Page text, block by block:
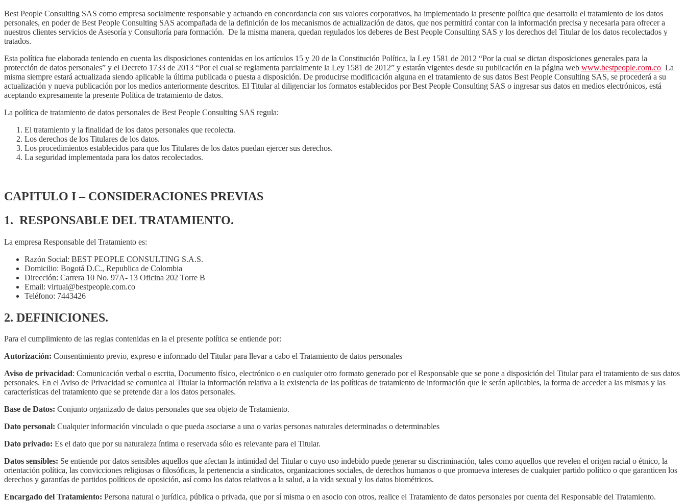
Best People Consulting SAS como empresa socialmente responsable y actuando en concordancia con sus valores corporativos, ha implementado la presente política que desarrolla el tratamiento de los datos
personales, en poder de Best People Consulting SAS acompañada de la definición de los mecanismos de actualización de datos, que nos permitirá contar con la información precisa y necesaria para ofrecer a
nuestros clientes servicios de Asesoría y Consultoría para formación. De la misma manera, quedan regulados los deberes de Best People Consulting SAS y los derechos del Titular de los datos recolectados y
tratados.
Esta política fue elaborada teniendo en cuenta las disposiciones contenidas en los artículos 15 y 20 de la Constitución Política, la Ley 1581 de 2012 “Por la cual se dictan disposiciones generales para la
protección de datos personales” y el Decreto 1733 de 2013 “Por el cual se reglamenta parcialmente la Ley 1581 de 2012” y estarán vigentes desde su publicación en la página web www.bestpeople.com.co La
misma siempre estará actualizada siendo aplicable la última publicada o puesta a disposición. De producirse modificación alguna en el tratamiento de sus datos Best People Consulting SAS, se procederá a su
actualización y nueva publicación por los medios anteriormente descritos. El Titular al diligenciar los formatos establecidos por Best People Consulting SAS o ingresar sus datos en medios electrónicos, está
aceptando expresamente la presente Política de tratamiento de datos.
La política de tratamiento de datos personales de Best People Consulting SAS regula:
El tratamiento y la finalidad de los datos personales que recolecta.
Los derechos de los Titulares de los datos.
Los procedimientos establecidos para que los Titulares de los datos puedan ejercer sus derechos.
La seguridad implementada para los datos recolectados.
CAPITULO I – CONSIDERACIONES PREVIAS
1. RESPONSABLE DEL TRATAMIENTO.
La empresa Responsable del Tratamiento es:
Razón Social: BEST PEOPLE CONSULTING S.A.S.
Domicilio: Bogotá D.C., Republica de Colombia
Dirección: Carrera 10 No. 97A- 13 Oficina 202 Torre B
Email: virtual@bestpeople.com.co
Teléfono: 7443426
2. DEFINICIONES.
Para el cumplimiento de las reglas contenidas en la el presente política se entiende por:
Autorización: Consentimiento previo, expreso e informado del Titular para llevar a cabo el Tratamiento de datos personales
Aviso de privacidad: Comunicación verbal o escrita, Documento físico, electrónico o en cualquier otro formato generado por el Responsable que se pone a disposición del Titular para el tratamiento de sus datos
personales. En el Aviso de Privacidad se comunica al Titular la información relativa a la existencia de las políticas de tratamiento de información que le serán aplicables, la forma de acceder a las mismas y las
características del tratamiento que se pretende dar a los datos personales.
Base de Datos: Conjunto organizado de datos personales que sea objeto de Tratamiento.
Dato personal: Cualquier información vinculada o que pueda asociarse a una o varias personas naturales determinadas o determinables
Dato privado: Es el dato que por su naturaleza íntima o reservada sólo es relevante para el Titular.
Datos sensibles: Se entiende por datos sensibles aquellos que afectan la intimidad del Titular o cuyo uso indebido puede generar su discriminación, tales como aquellos que revelen el origen racial o étnico, la
orientación política, las convicciones religiosas o filosóficas, la pertenencia a sindicatos, organizaciones sociales, de derechos humanos o que promueva intereses de cualquier partido político o que garanticen los
derechos y garantías de partidos políticos de oposición, así como los datos relativos a la salud, a la vida sexual y los datos biométricos.
Encargado del Tratamiento: Persona natural o jurídica, pública o privada, que por sí misma o en asocio con otros, realice el Tratamiento de datos personales por cuenta del Responsable del Tratamiento.